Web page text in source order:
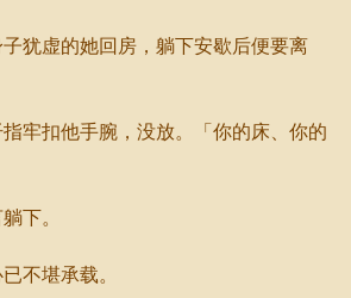
虚的她回房，躺下安歇后便要离
扣他手腕，没放。「你的床、你的
下。
不堪承载。